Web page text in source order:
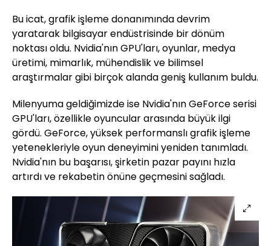
Bu icat, grafik işleme donanımında devrim
yaratarak bilgisayar endüstrisinde bir dönüm
noktası oldu. Nvidia'nın GPU'ları, oyunlar, medya
üretimi, mimarlık, mühendislik ve bilimsel
araştırmalar gibi birçok alanda geniş kullanım buldu.
Milenyuma geldiğimizde ise Nvidia'nın GeForce serisi
GPU'ları, özellikle oyuncular arasında büyük ilgi
gördü. GeForce, yüksek performanslı grafik işleme
yetenekleriyle oyun deneyimini yeniden tanımladı.
Nvidia'nın bu başarısı, şirketin pazar payını hızla
artırdı ve rekabetin önüne geçmesini sağladı.